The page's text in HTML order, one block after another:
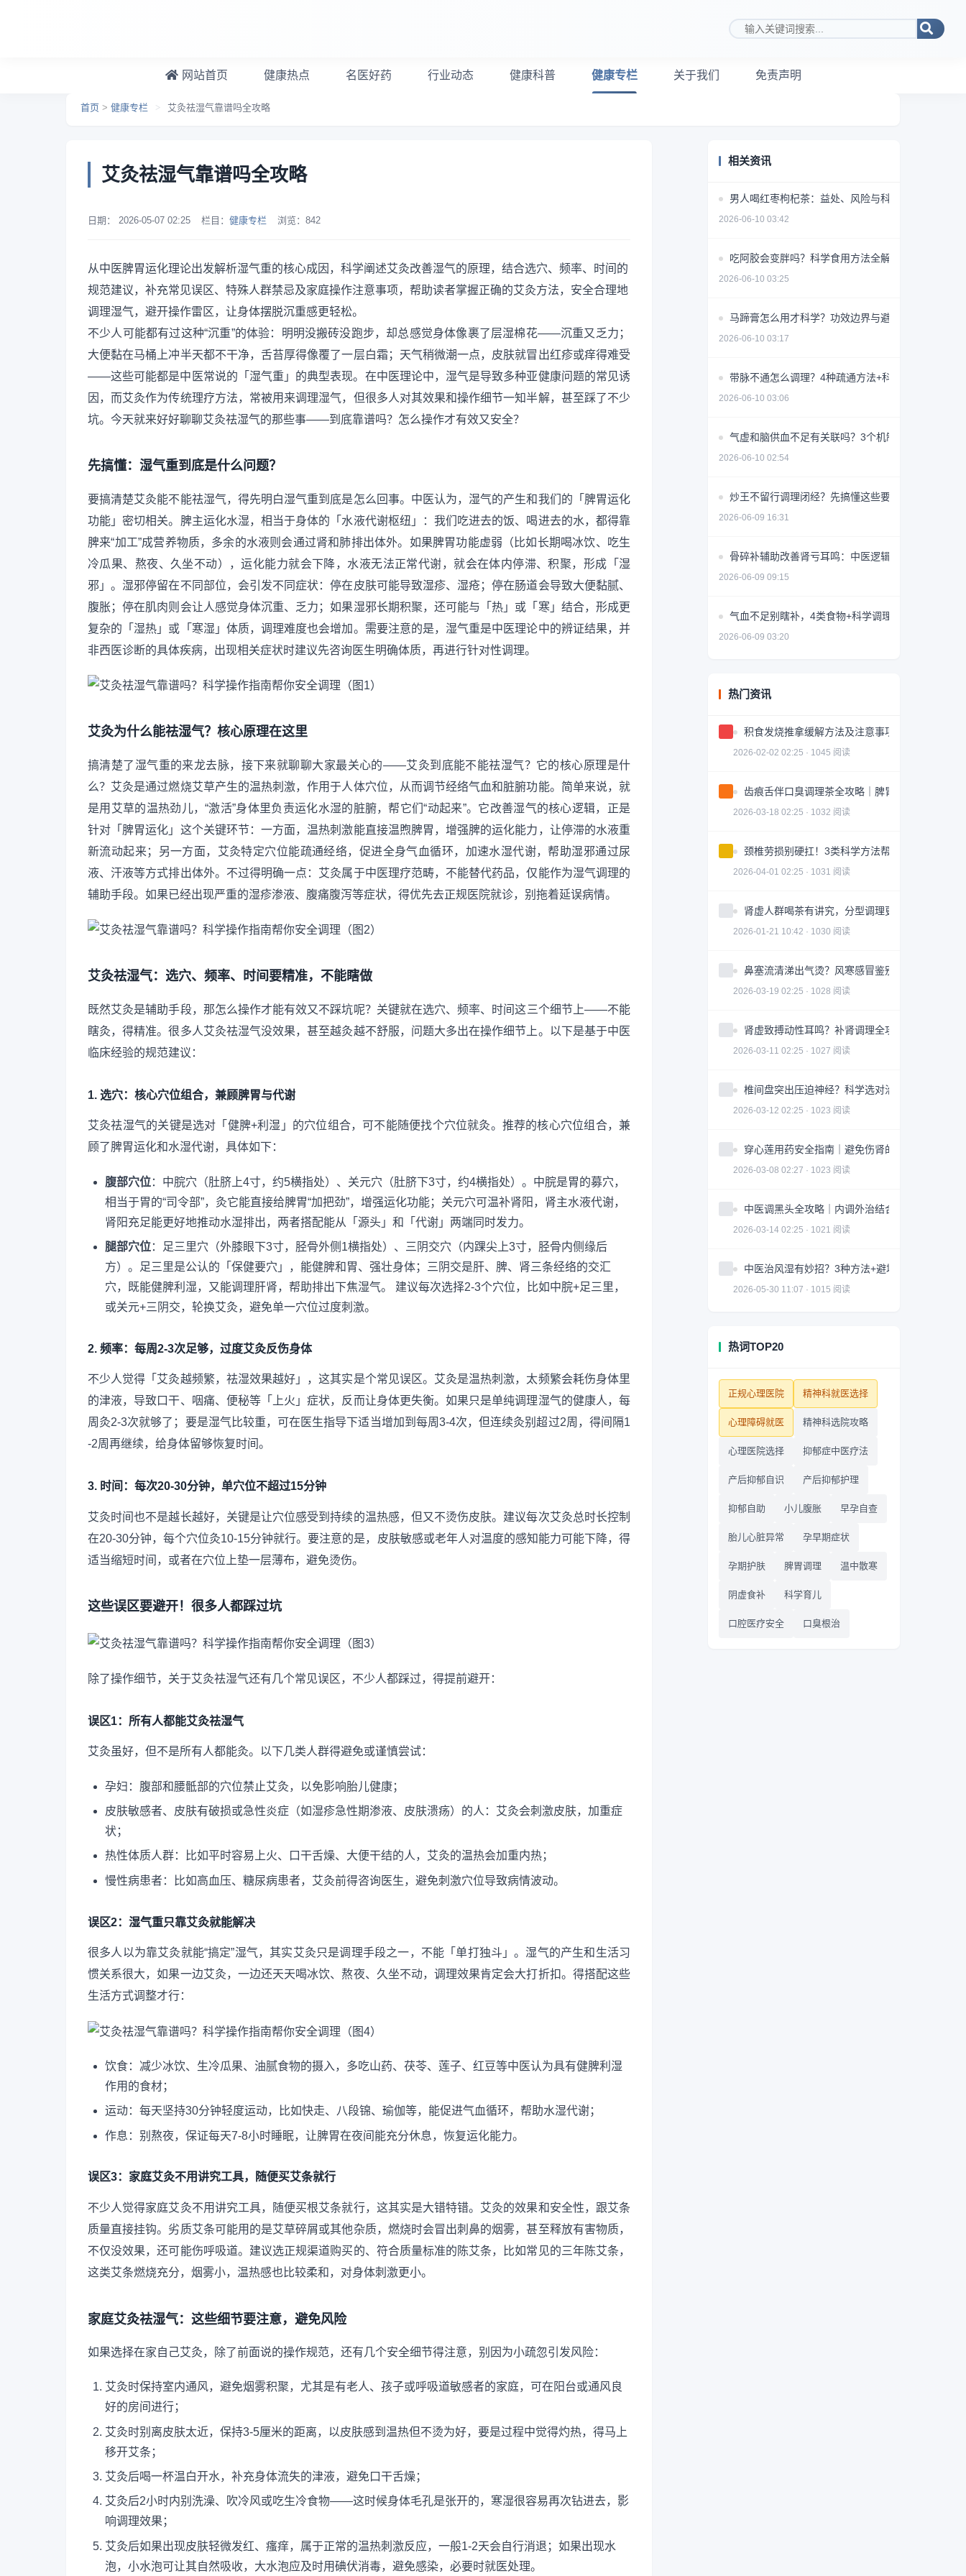
搜索关键词
网站首页 健康热点 名医好药 行业动态 健康科普 健康专栏 关于我们 免责声明
首页 > 健康专栏 > 艾灸祛湿气靠谱吗全攻略
艾灸祛湿气靠谱吗全攻略
日期： 2026-05-07 02:25 栏目： 健康专栏 浏览： 842
从中医脾胃运化理论出发解析湿气重的核心成因，科学阐述艾灸改善湿气的原理，结合选穴、频率、时间的
规范建议，补充常见误区、特殊人群禁忌及家庭操作注意事项，帮助读者掌握正确的艾灸方法，安全合理地
调理湿气，避开操作雷区，让身体摆脱沉重感更轻松。
不少人可能都有过这种“沉重”的体验：明明没搬砖没跑步，却总感觉身体像裹了层湿棉花——沉重又乏力；
大便黏在马桶上冲半天都不干净，舌苔厚得像覆了一层白霜；天气稍微潮一点，皮肤就冒出红疹或痒得难受
——这些可能都是中医常说的「湿气重」的典型表现。在中医理论中，湿气是导致多种亚健康问题的常见诱
因，而艾灸作为传统理疗方法，常被用来调理湿气，但很多人对其效果和操作细节一知半解，甚至踩了不少
坑。今天就来好好聊聊艾灸祛湿气的那些事——到底靠谱吗？怎么操作才有效又安全？
先搞懂：湿气重到底是什么问题？
要搞清楚艾灸能不能祛湿气，得先明白湿气重到底是怎么回事。中医认为，湿气的产生和我们的「脾胃运化
功能」密切相关。脾主运化水湿，相当于身体的「水液代谢枢纽」：我们吃进去的饭、喝进去的水，都得靠
脾来“加工”成营养物质，多余的水液则会通过肾和肺排出体外。如果脾胃功能虚弱（比如长期喝冰饮、吃生
冷瓜果、熬夜、久坐不动），运化能力就会下降，水液无法正常代谢，就会在体内停滞、积聚，形成「湿
邪」。湿邪停留在不同部位，会引发不同症状：停在皮肤可能导致湿疹、湿疮；停在肠道会导致大便黏腻、
腹胀；停在肌肉则会让人感觉身体沉重、乏力；如果湿邪长期积聚，还可能与「热」或「寒」结合，形成更
复杂的「湿热」或「寒湿」体质，调理难度也会增加。需要注意的是，湿气重是中医理论中的辨证结果，并
非西医诊断的具体疾病，出现相关症状时建议先咨询医生明确体质，再进行针对性调理。
艾灸为什么能祛湿气？核心原理在这里
搞清楚了湿气重的来龙去脉，接下来就聊聊大家最关心的——艾灸到底能不能祛湿气？它的核心原理是什
么？艾灸是通过燃烧艾草产生的温热刺激，作用于人体穴位，从而调节经络气血和脏腑功能。简单来说，就
是用艾草的温热劲儿，“激活”身体里负责运化水湿的脏腑，帮它们“动起来”。它改善湿气的核心逻辑，正是
针对「脾胃运化」这个关键环节：一方面，温热刺激能直接温煦脾胃，增强脾的运化能力，让停滞的水液重
新流动起来；另一方面，艾灸特定穴位能疏通经络，促进全身气血循环，加速水湿代谢，帮助湿邪通过尿
液、汗液等方式排出体外。不过得明确一点：艾灸属于中医理疗范畴，不能替代药品，仅能作为湿气调理的
辅助手段。如果已经出现严重的湿疹渗液、腹痛腹泻等症状，得优先去正规医院就诊，别拖着延误病情。
艾灸祛湿气：选穴、频率、时间要精准，不能瞎做
既然艾灸是辅助手段，那怎么操作才能有效又不踩坑呢？关键就在选穴、频率、时间这三个细节上——不能
瞎灸，得精准。很多人艾灸祛湿气没效果，甚至越灸越不舒服，问题大多出在操作细节上。以下是基于中医
临床经验的规范建议：
1. 选穴：核心穴位组合，兼顾脾胃与代谢
艾灸祛湿气的关键是选对「健脾+利湿」的穴位组合，可不能随便找个穴位就灸。推荐的核心穴位组合，兼
顾了脾胃运化和水湿代谢，具体如下：
腹部穴位：中脘穴（肚脐上4寸，约5横指处）、关元穴（肚脐下3寸，约4横指处）。中脘是胃的募穴，
相当于胃的“司令部”，灸它能直接给脾胃“加把劲”，增强运化功能；关元穴可温补肾阳，肾主水液代谢，
肾阳充足能更好地推动水湿排出，两者搭配能从「源头」和「代谢」两端同时发力。
腿部穴位：足三里穴（外膝眼下3寸，胫骨外侧1横指处）、三阴交穴（内踝尖上3寸，胫骨内侧缘后
方）。足三里是公认的「保健要穴」，能健脾和胃、强壮身体；三阴交是肝、脾、肾三条经络的交汇
穴，既能健脾利湿，又能调理肝肾，帮助排出下焦湿气。 建议每次选择2-3个穴位，比如中脘+足三里，
或关元+三阴交，轮换艾灸，避免单一穴位过度刺激。
2. 频率：每周2-3次足够，过度艾灸反伤身体
不少人觉得「艾灸越频繁，祛湿效果越好」，这其实是个常见误区。艾灸是温热刺激，太频繁会耗伤身体里
的津液，导致口干、咽痛、便秘等「上火」症状，反而让身体更失衡。如果只是单纯调理湿气的健康人，每
周灸2-3次就够了；要是湿气比较重，可在医生指导下适当增加到每周3-4次，但连续灸别超过2周，得间隔1
-2周再继续，给身体留够恢复时间。
3. 时间：每次20-30分钟，单穴位不超过15分钟
艾灸时间也不是越长越好，关键是让穴位感受到持续的温热感，但又不烫伤皮肤。建议每次艾灸总时长控制
在20-30分钟，每个穴位灸10-15分钟就行。要注意的是，皮肤敏感或老年人对温度的感知能力可能下降，得
适当缩短时间，或者在穴位上垫一层薄布，避免烫伤。
这些误区要避开！很多人都踩过坑
除了操作细节，关于艾灸祛湿气还有几个常见误区，不少人都踩过，得提前避开：
误区1：所有人都能艾灸祛湿气
艾灸虽好，但不是所有人都能灸。以下几类人群得避免或谨慎尝试：
孕妇：腹部和腰骶部的穴位禁止艾灸，以免影响胎儿健康；
皮肤敏感者、皮肤有破损或急性炎症（如湿疹急性期渗液、皮肤溃疡）的人：艾灸会刺激皮肤，加重症
状；
热性体质人群：比如平时容易上火、口干舌燥、大便干结的人，艾灸的温热会加重内热；
慢性病患者：比如高血压、糖尿病患者，艾灸前得咨询医生，避免刺激穴位导致病情波动。
误区2：湿气重只靠艾灸就能解决
很多人以为靠艾灸就能“搞定”湿气，其实艾灸只是调理手段之一，不能「单打独斗」。湿气的产生和生活习
惯关系很大，如果一边艾灸，一边还天天喝冰饮、熬夜、久坐不动，调理效果肯定会大打折扣。得搭配这些
生活方式调整才行：
饮食：减少冰饮、生冷瓜果、油腻食物的摄入，多吃山药、茯苓、莲子、红豆等中医认为具有健脾利湿
作用的食材；
运动：每天坚持30分钟轻度运动，比如快走、八段锦、瑜伽等，能促进气血循环，帮助水湿代谢；
作息：别熬夜，保证每天7-8小时睡眠，让脾胃在夜间能充分休息，恢复运化能力。
误区3：家庭艾灸不用讲究工具，随便买艾条就行
不少人觉得家庭艾灸不用讲究工具，随便买根艾条就行，这其实是大错特错。艾灸的效果和安全性，跟艾条
质量直接挂钩。劣质艾条可能用的是艾草碎屑或其他杂质，燃烧时会冒出刺鼻的烟雾，甚至释放有害物质，
不仅没效果，还可能伤呼吸道。建议选正规渠道购买的、符合质量标准的陈艾条，比如常见的三年陈艾条，
这类艾条燃烧充分，烟雾小，温热感也比较柔和，对身体刺激更小。
家庭艾灸祛湿气：这些细节要注意，避免风险
如果选择在家自己艾灸，除了前面说的操作规范，还有几个安全细节得注意，别因为小疏忽引发风险：
艾灸时保持室内通风，避免烟雾积聚，尤其是有老人、孩子或呼吸道敏感者的家庭，可在阳台或通风良
好的房间进行；
艾灸时别离皮肤太近，保持3-5厘米的距离，以皮肤感到温热但不烫为好，要是过程中觉得灼热，得马上
移开艾条；
艾灸后喝一杯温白开水，补充身体流失的津液，避免口干舌燥；
艾灸后2小时内别洗澡、吹冷风或吃生冷食物——这时候身体毛孔是张开的，寒湿很容易再次钻进去，影
响调理效果；
艾灸后如果出现皮肤轻微发红、瘙痒，属于正常的温热刺激反应，一般1-2天会自行消退；如果出现水
泡，小水泡可让其自然吸收，大水泡应及时用碘伏消毒，避免感染，必要时就医处理。
相关资讯
男人喝红枣枸杞茶：益处、风险与科学饮用指南
2026-06-10 03:42
吃阿胶会变胖吗？科学食用方法全解析
2026-06-10 03:25
马蹄膏怎么用才科学？功效边界与避坑指南
2026-06-10 03:17
带脉不通怎么调理？4种疏通方法+科学避坑指南
2026-06-10 03:06
气虚和脑供血不足有关联吗？3个机制揭秘
2026-06-10 02:54
炒王不留行调理闭经？先搞懂这些要点避免无效用药
2026-06-09 16:31
骨碎补辅助改善肾亏耳鸣：中医逻辑与使用指南
2026-06-09 09:15
气血不足别瞎补，4类食物+科学调理指南
2026-06-09 03:20
热门资讯
积食发烧推拿缓解方法及注意事项
2026-02-02 02:25 · 1045 阅读
齿痕舌伴口臭调理茶全攻略｜脾胃健康轻松掌握
2026-03-18 02:25 · 1032 阅读
颈椎劳损别硬扛！3类科学方法帮你轻松缓解｜实
2026-04-01 02:25 · 1031 阅读
肾虚人群喝茶有讲究，分型调理更有效
2026-01-21 10:42 · 1030 阅读
鼻塞流清涕出气烫？风寒感冒鉴别指南全攻略
2026-03-19 02:25 · 1028 阅读
肾虚致搏动性耳鸣？补肾调理全攻略｜实用指南
2026-03-11 02:25 · 1027 阅读
椎间盘突出压迫神经？科学选对治疗方案全攻略
2026-03-12 02:25 · 1023 阅读
穿心莲用药安全指南｜避免伤肾的3大关键因素
2026-03-08 02:27 · 1023 阅读
中医调黑头全攻略｜内调外治结合改善皮肤问题
2026-03-14 02:25 · 1021 阅读
中医治风湿有妙招？3种方法+避坑指南助你科学
2026-05-30 11:07 · 1015 阅读
热词TOP20
正规心理医院 精神科就医选择
心理障碍就医 精神科选院攻略
心理医院选择 抑郁症中医疗法
产后抑郁自识 产后抑郁护理
抑郁自助 小儿腹胀 早孕自查
胎儿心脏异常 孕早期症状
孕期护肤 脾胃调理 温中散寒
阴虚食补 科学育儿
口腔医疗安全 口臭根治